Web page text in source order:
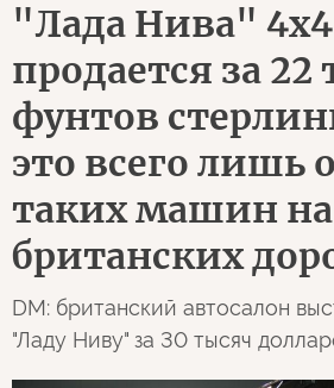
"Лада Нива" 4х4
продается за
фунтов
это всего лишь
таких машин на
британских
DM: британский автосалон
"Ладу Ниву" за 30 тысяч